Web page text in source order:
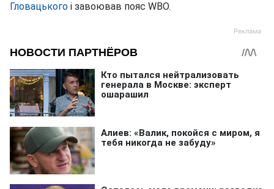
Гловацького і завоював пояс WBO.